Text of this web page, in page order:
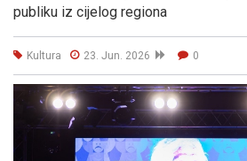
publiku iz cijelog regiona
Kultura 23. Jun. 2026 0